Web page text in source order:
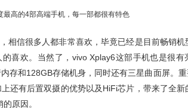
相信很多人都非常喜欢，毕竟已经是目前畅销机
的喜欢。当然了，vivo Xplay6这部手机也是很
存和128GB存储机身，同时还有三星曲面屏。
还有后置双摄的优势以及HiFi芯片，带来了全
原因。